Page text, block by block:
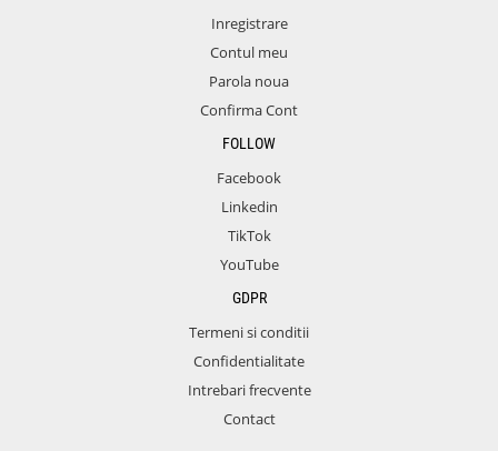
Inregistrare
Contul meu
Parola noua
Confirma Cont
FOLLOW
Facebook
Linkedin
TikTok
YouTube
GDPR
Termeni si conditii
Confidentialitate
Intrebari frecvente
Contact